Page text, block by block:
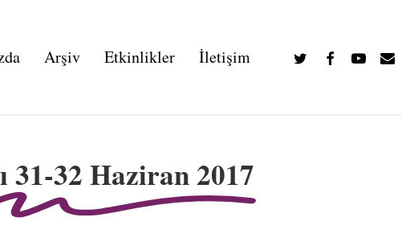
Arşiv Etkinlikler İletişim TwitterFacebookYoutube
Email
31-32 Haziran 2017